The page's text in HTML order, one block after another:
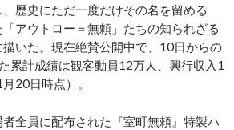
歴史にただ一度だけその名を留める
アウトロー＝無頼」たちの知られざる
いた。現在絶賛公開中で、10日からの
累計成績は観客動員12万人、興行収入1
20日時点）。
全員に配布された『室町無頼』特製ハ